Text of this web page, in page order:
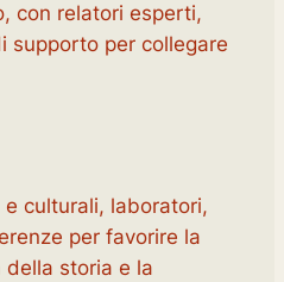
con relatori esperti,
supporto per collegare
culturali, laboratori,
per favorire la
della storia e la